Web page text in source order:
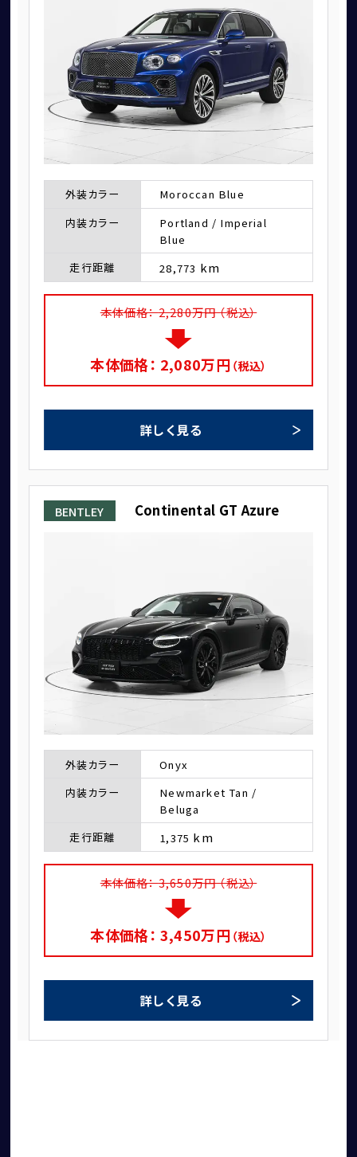
お問い合わせ
代表挨拶
社会貢献活動（MAKE A MOVEMENT）について
個人情報保護方針
特定商取引法に基づく表記
外装カラー
Moroccan Blue
内装カラー
Portland / Imperial
Blue
走行距離
28,773 km
本体価格：2,280万円 （税込）
本体価格： 2,080万円（税込）
詳しく見る
BENTLEY Continental GT Azure
外装カラー
Onyx
内装カラー
Newmarket Tan /
Beluga
走行距離
1,375 km
本体価格：3,650万円 （税込）
本体価格： 3,450万円（税込）
詳しく見る